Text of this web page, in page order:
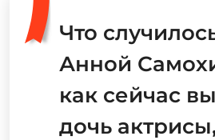
Что
Анной
как сейчас
дочь